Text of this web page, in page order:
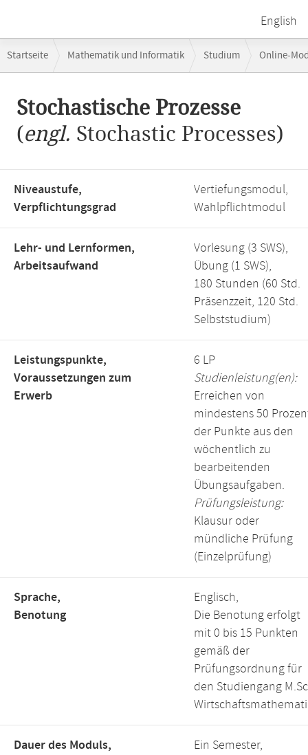
English
Navigation
Startseite Mathematik und Informatik Studium Online-
Stochastische Prozesse
(engl. Stochastic Processes)
Niveaustufe,
Verpflichtungsgrad
Vertiefungsmodul,
Wahlpflichtmodul
Lehr- und Lernformen,
Arbeitsaufwand
Vorlesung (3 SWS),
Übung (1 SWS),
180 Stunden (60 Std.
Präsenzzeit, 120 Std.
Selbststudium)
Leistungspunkte,
Voraussetzungen zum
Erwerb
6 LP
Studienleistung(en):
Erreichen von
mindestens 50
der Punkte aus den
wöchentlich zu
bearbeitenden
Übungsaufgaben.
Prüfungsleistung:
Klausur oder
mündliche Prüfung
(Einzelprüfung)
Sprache,
Benotung
Englisch,
Die Benotung erfolgt
mit 0 bis 15 Punkten
gemäß der
Prüfungsordnung für
den Studiengang
Dauer des Moduls,
Ein Semester,